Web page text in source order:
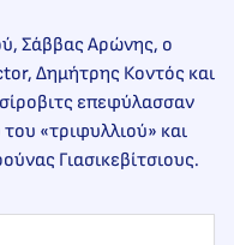
Σάββας Αρώνης, ο
Δημήτρης Κοντός και
επεφύλασσαν
«τριφυλλιού» και
Γιασικεβίτσιους.